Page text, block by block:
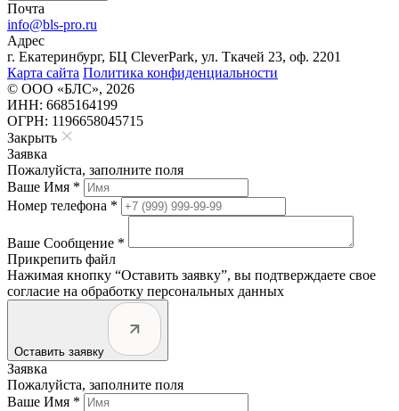
Почта
info@bls-pro.ru
Адрес
г. Екатеринбург, БЦ CleverPark, ул. Ткачей 23, оф. 2201
Карта сайта Политика конфиденциальности
© ООО «БЛС», 2026
ИНН: 6685164199
ОГРН: 1196658045715
Закрыть
Заявка
Пожалуйста, заполните поля
Ваше Имя *
Номер телефона *
Ваше Сообщение *
Прикрепить файл
Нажимая кнопку “Оставить заявку”, вы подтверждаете свое
согласие на обработку персональных данных
Оставить заявку
Заявка
Пожалуйста, заполните поля
Ваше Имя *